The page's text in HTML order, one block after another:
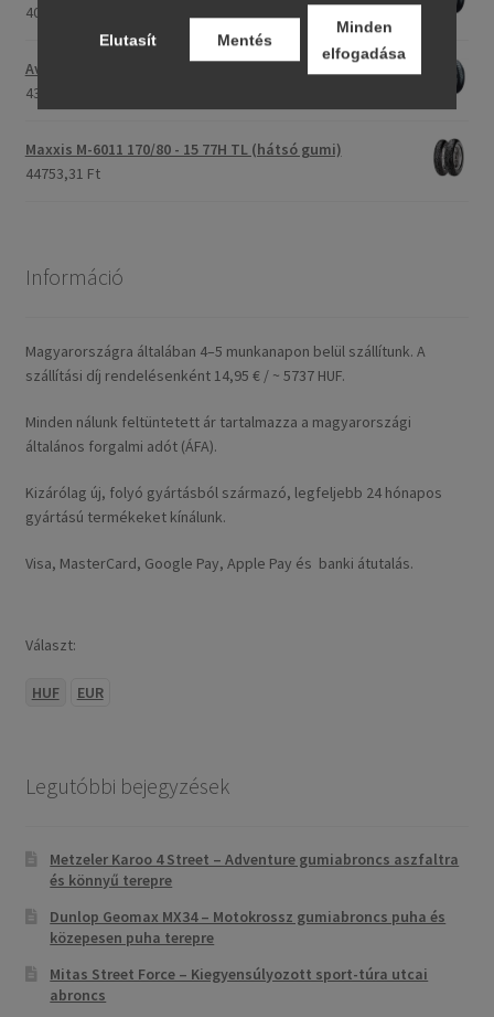
40791,20 Ft
Avon Roadrider MKII 110/80 - 18 (58V) TL (első/hátsó)
43809,26 Ft
Maxxis M-6011 170/80 - 15 77H TL (hátsó gumi)
44753,31 Ft
Információ
Magyarországra általában 4–5 munkanapon belül szállítunk. A
szállítási díj rendelésenként 14,95 € / ~ 5737 HUF.
Minden nálunk feltüntetett ár tartalmazza a magyarországi
általános forgalmi adót (ÁFA).
Kizárólag új, folyó gyártásból származó, legfeljebb 24 hónapos
gyártású termékeket kínálunk.
Visa, MasterCard, Google Pay, Apple Pay és banki átutalás.
Választ:
HUF EUR
Legutóbbi bejegyzések
Metzeler Karoo 4 Street – Adventure gumiabroncs aszfaltra
és könnyű terepre
Dunlop Geomax MX34 – Motokrossz gumiabroncs puha és
közepesen puha terepre
Mitas Street Force – Kiegyensúlyozott sport-túra utcai
abroncs
Elutasít Mentés
Minden
elfogadása